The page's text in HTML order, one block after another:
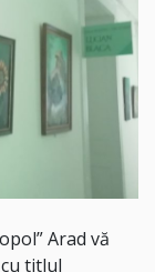
Arad vă
titlul